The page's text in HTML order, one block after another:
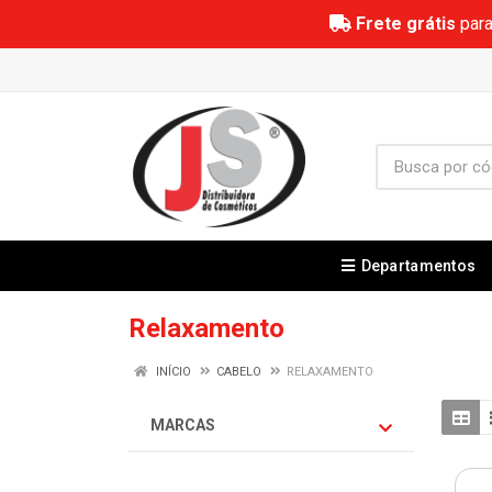
Frete grátis
Departamentos
Relaxamento
INÍCIO CABELO RELAXAMENTO
MARCAS